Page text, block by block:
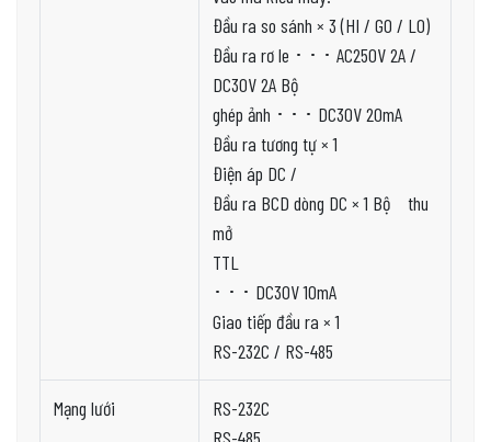
Đầu ra so sánh × 3 (HI / GO / LO)
Đầu ra rơ le ･ ･ ･ AC250V 2A /
DC30V 2A Bộ
ghép ảnh ･ ･ ･ DC30V 20mA
Đầu ra tương tự × 1
Điện áp DC /
Đầu ra BCD dòng DC × 1 Bộ thu
mở
TTL
･ ･ ･ DC30V 10mA
Giao tiếp đầu ra × 1
RS-232C / RS-485
Mạng lưới
RS-232C